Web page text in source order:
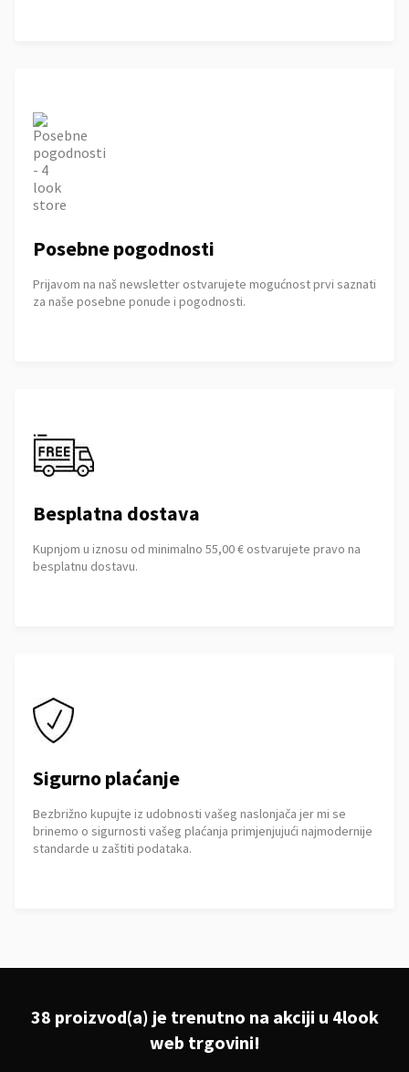
Posebne pogodnosti
Prijavom na naš newsletter ostvarujete mogućnost prvi saznati
za naše posebne ponude i pogodnosti.
Besplatna dostava
Kupnjom u iznosu od minimalno 55,00 € ostvarujete pravo na
besplatnu dostavu.
Sigurno plaćanje
Bezbrižno kupujte iz udobnosti vašeg naslonjača jer mi se
brinemo o sigurnosti vašeg plaćanja primjenjujući najmodernije
standarde u zaštiti podataka.
38 proizvod(a) je trenutno na akciji u 4look
web trgovini!